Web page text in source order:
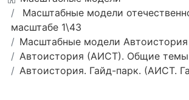
Масштабные модели
масштабе 1\43
Масштабные модели
Автоистория (АИСТ). Общие
Автоистория. Гайд-парк. (АИСТ.